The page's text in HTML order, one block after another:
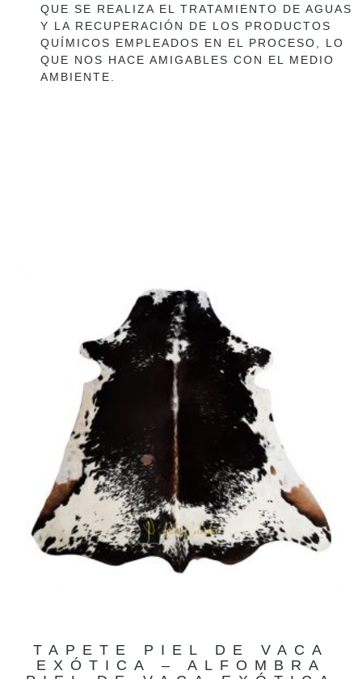
QUE SE REALIZA EL TRATAMIENTO DE AGUAS
Y LA RECUPERACIÓN DE LOS PRODUCTOS
QUÍMICOS EMPLEADOS EN EL PROCESO, LO
QUE NOS HACE AMIGABLES CON EL MEDIO
AMBIENTE.
TAPETE PIEL DE VACA
EXÓTICA – ALFOMBRA